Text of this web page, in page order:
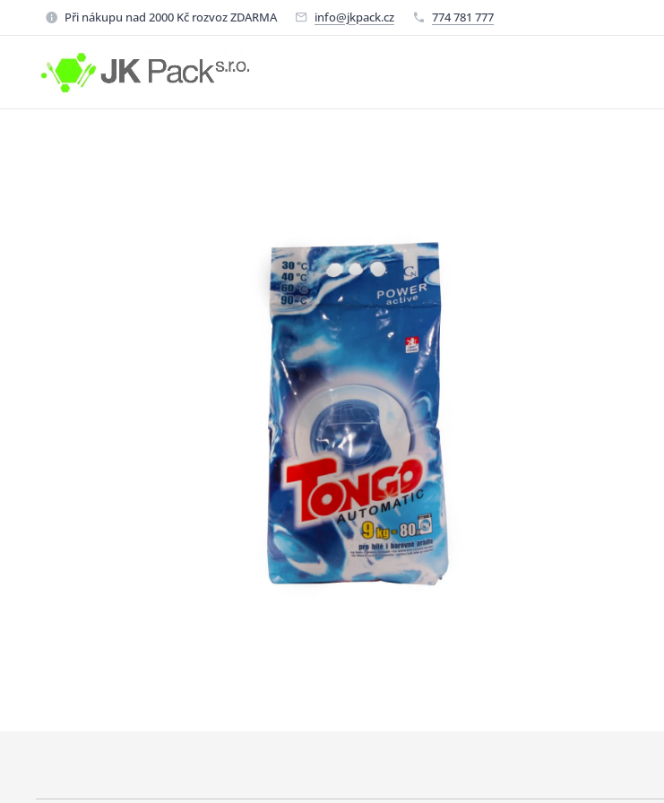
Při nákupu nad 2000 Kč rozvoz ZDARMA info@jkpack.cz 774 781 777